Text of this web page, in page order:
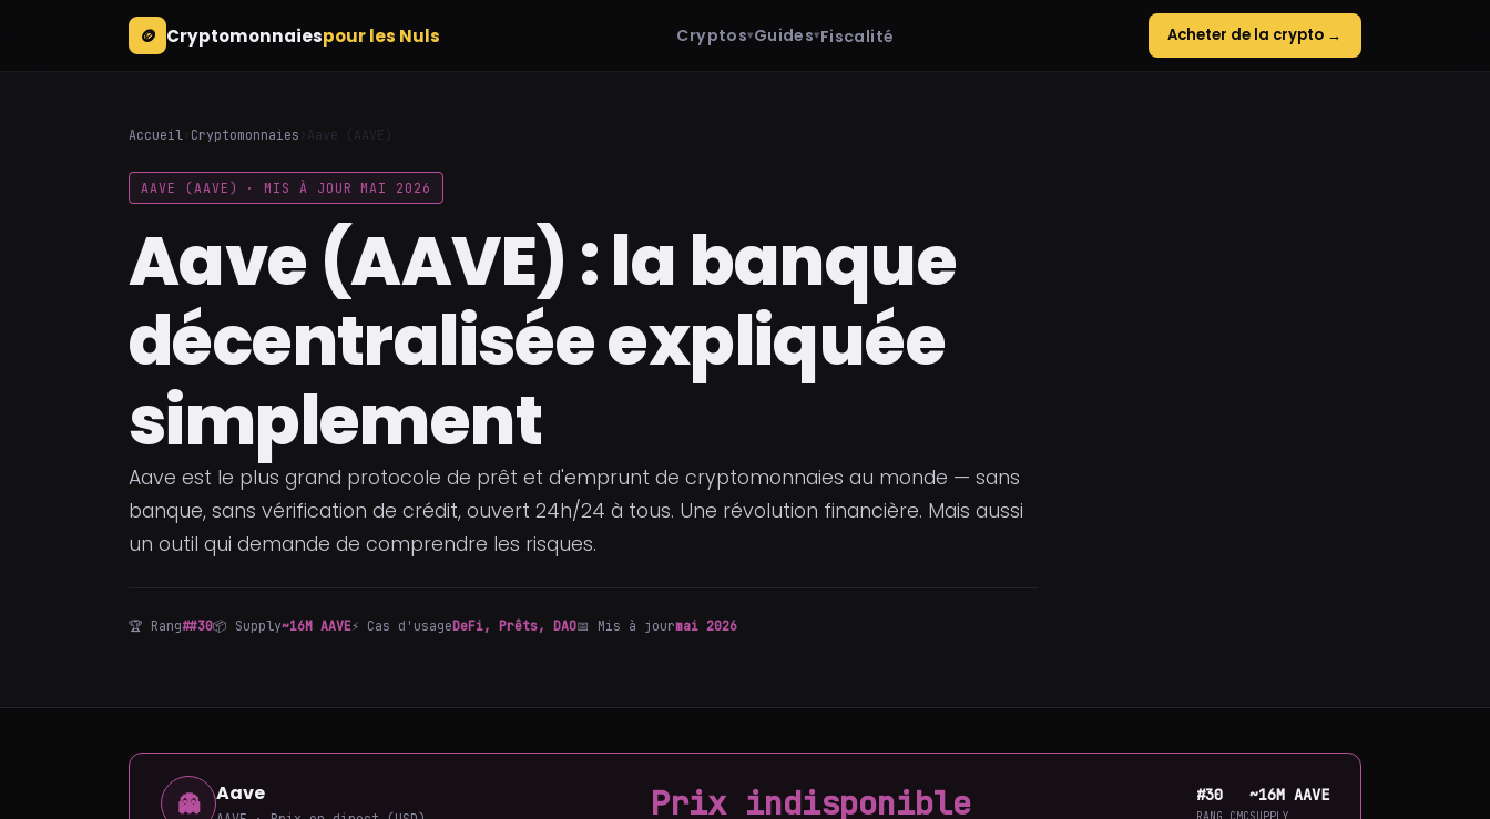
🪙 Cryptomonnaiespour les Nuls Cryptos Guides Fiscalité Acheter de la crypto →
Accueil › Cryptomonnaies › Aave (AAVE)
AAVE (AAVE) · MIS À JOUR MAI 2026
Aave (AAVE) : la banque
décentralisée expliquée
simplement
Aave est le plus grand protocole de prêt et d'emprunt de cryptomonnaies au monde — sans
banque, sans vérification de crédit, ouvert 24h/24 à tous. Une révolution financière. Mais aussi
un outil qui demande de comprendre les risques.
🏆 Rang##30📦 Supply~16M AAVE⚡ Cas d'usageDeFi, Prêts, DAO📅 Mis à jourmai 2026
👻 Aave Prix indisponible #30
RANG CMC
~16M AAVE
SUPPLY